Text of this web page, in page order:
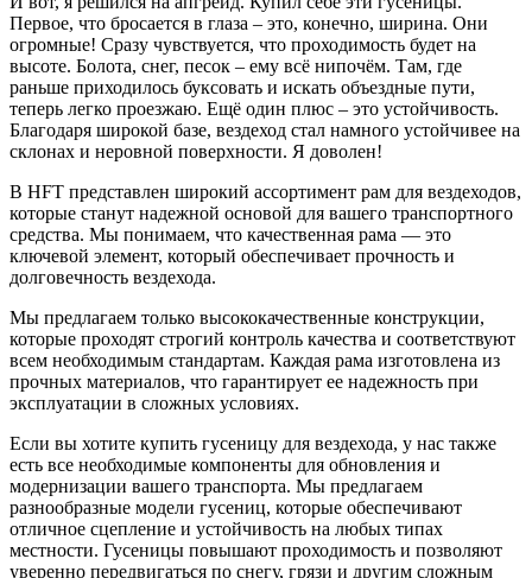
Первое, что бросается в глаза – это, конечно, ширина. Они
огромные! Сразу чувствуется, что проходимость будет на
высоте. Болота, снег, песок – ему всё нипочём. Там, где
раньше приходилось буксовать и искать объездные пути,
теперь легко проезжаю. Ещё один плюс – это устойчивость.
Благодаря широкой базе, вездеход стал намного устойчивее на
склонах и неровной поверхности. Я доволен!
В HFT представлен широкий ассортимент рам для вездеходов,
которые станут надежной основой для вашего транспортного
средства. Мы понимаем, что качественная рама — это
ключевой элемент, который обеспечивает прочность и
долговечность вездехода.
Мы предлагаем только высококачественные конструкции,
которые проходят строгий контроль качества и соответствуют
всем необходимым стандартам. Каждая рама изготовлена из
прочных материалов, что гарантирует ее надежность при
эксплуатации в сложных условиях.
Если вы хотите купить гусеницу для вездехода, у нас также
есть все необходимые компоненты для обновления и
модернизации вашего транспорта. Мы предлагаем
разнообразные модели гусениц, которые обеспечивают
отличное сцепление и устойчивость на любых типах
местности. Гусеницы повышают проходимость и позволяют
уверенно передвигаться по снегу, грязи и другим сложным